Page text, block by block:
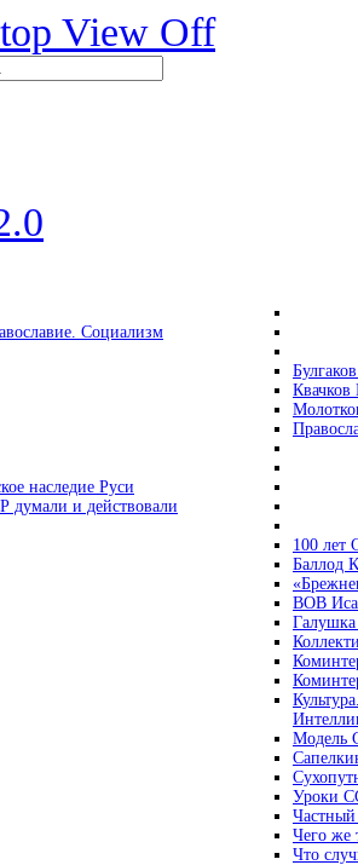
View Off
Социализм
наследие Руси
думали и действовали
100 лет
Баллод
ВОВ
Модель
Уроки
Чего же
Что